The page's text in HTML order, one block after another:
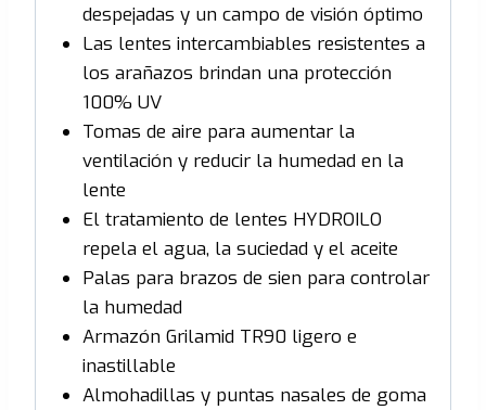
despejadas y un campo de visión óptimo
Las lentes intercambiables resistentes a
los arañazos brindan una protección
100% UV
Tomas de aire para aumentar la
ventilación y reducir la humedad en la
lente
El tratamiento de lentes HYDROILO
repela el agua, la suciedad y el aceite
Palas para brazos de sien para controlar
la humedad
Armazón Grilamid TR90 ligero e
inastillable
Almohadillas y puntas nasales de goma